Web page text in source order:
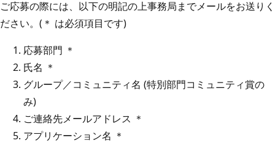
ご応募の際には、以下の明記の上事務局までメールをお送りく
ださい。(＊ は必須項目です)
応募部門 ＊
氏名 ＊
グループ／コミュニティ名 (特別部門コミュニティ賞の
み)
ご連絡先メールアドレス ＊
アプリケーション名 ＊